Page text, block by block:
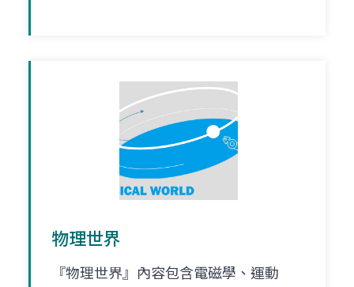
物理世界
『物理世界』內容包含電磁學、運動